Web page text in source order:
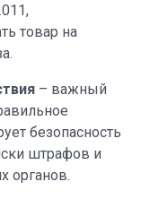
товар на
– важный
безопасность
штрафов и
органов.